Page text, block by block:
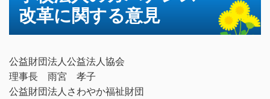
改革に関する意見
公益財団法人公益法人協会
理事長 雨宮 孝子
公益財団法人さわやか福祉財団